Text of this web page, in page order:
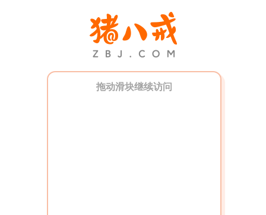
拖动滑块继续访问